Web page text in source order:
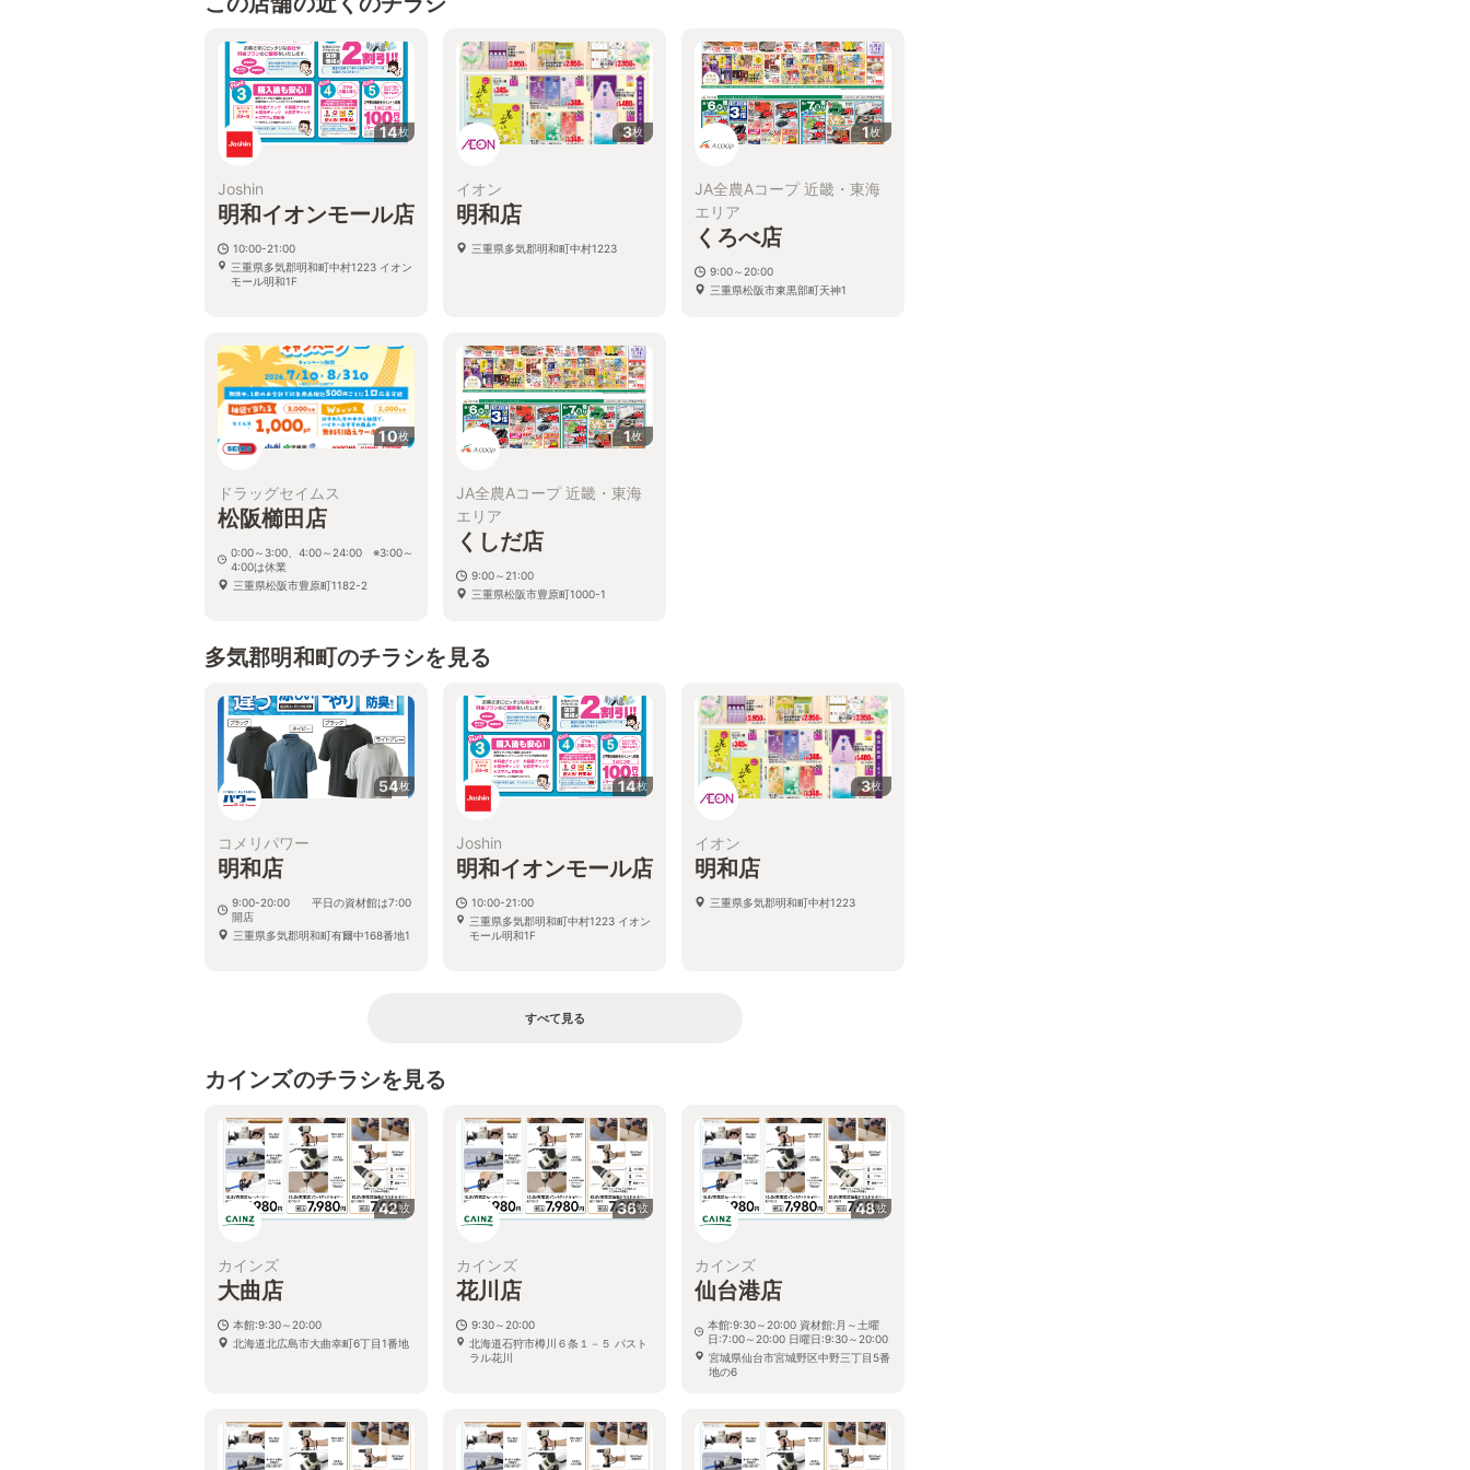
14枚
Joshin
明和イオンモール店
10:00-21:00
三重県多気郡明和町中村1223 イオン
モール明和1F
3枚
イオン
明和店
三重県多気郡明和町中村1223
1枚
JA全農Aコープ 近畿・東海
エリア
くろべ店
9:00～20:00
三重県松阪市東黒部町天神1
10枚
ドラッグセイムス
松阪櫛田店
0:00～3:00、4:00～24:00 ※3:00～
4:00は休業
三重県松阪市豊原町1182-2
1枚
JA全農Aコープ 近畿・東海
エリア
くしだ店
9:00～21:00
三重県松阪市豊原町1000-1
多気郡明和町のチラシを見る
54枚
コメリパワー
明和店
9:00-20:00 平日の資材館は7:00
開店
三重県多気郡明和町有爾中168番地1
14枚
Joshin
明和イオンモール店
10:00-21:00
三重県多気郡明和町中村1223 イオン
モール明和1F
3枚
イオン
明和店
三重県多気郡明和町中村1223
すべて見る
カインズのチラシを見る
42枚
カインズ
大曲店
本館:9:30～20:00
北海道北広島市大曲幸町6丁目1番地
36枚
カインズ
花川店
9:30～20:00
北海道石狩市樽川６条１－５ パスト
ラル花川
48枚
カインズ
仙台港店
本館:9:30～20:00 資材館:月～土曜
日:7:00～20:00 日曜日:9:30～20:00
宮城県仙台市宮城野区中野三丁目5番
地の6